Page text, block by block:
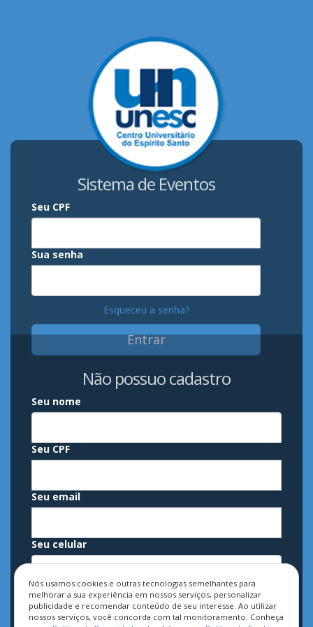
Sistema de Eventos
Seu CPF
Sua senha
Esqueceu a senha?
Entrar
Não possuo cadastro
Seu nome
Seu CPF
Seu email
Seu celular
Sua senha
Nós usamos cookies e outras tecnologias semelhantes para
melhorar a sua experiência em nossos serviços, personalizar
publicidade e recomendar conteúdo de seu interesse. Ao utilizar
nossos serviços, você concorda com tal monitoramento. Conheça